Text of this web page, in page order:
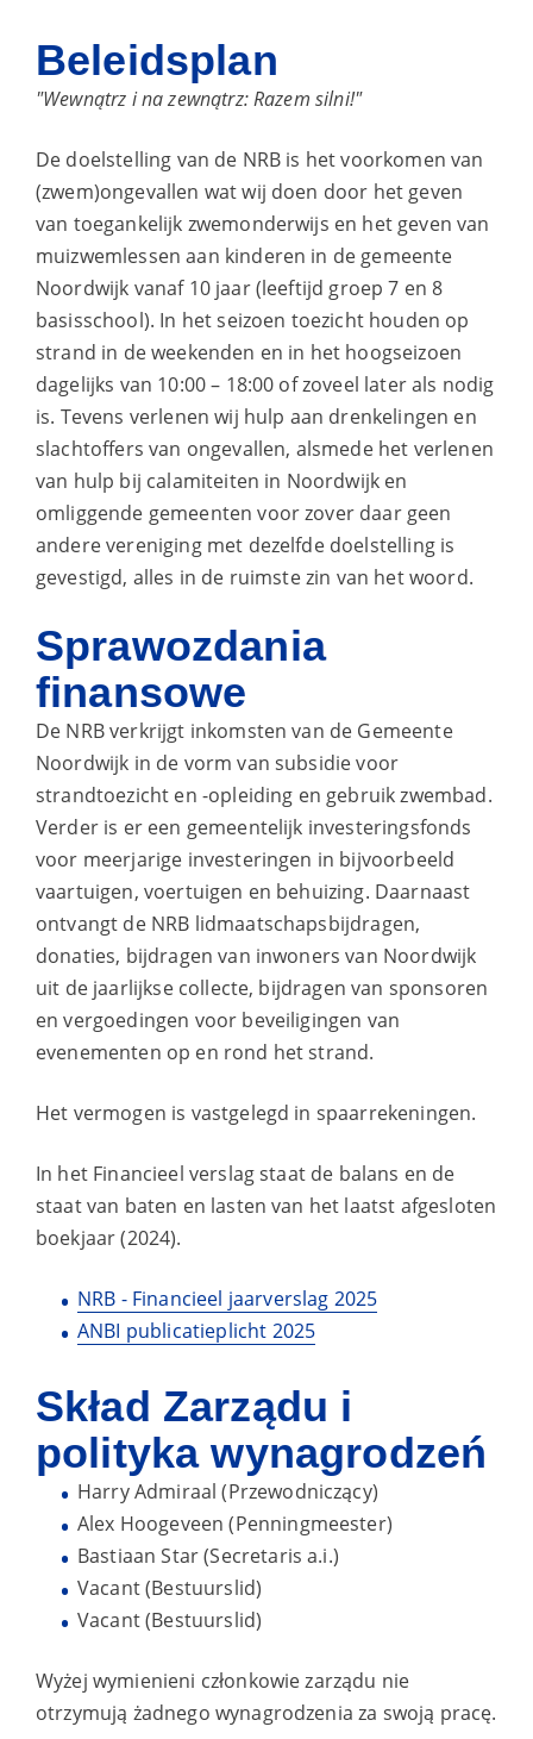
Beleidsplan
"Wewnątrz i na zewnątrz: Razem silni!"
De doelstelling van de NRB is het voorkomen van
(zwem)ongevallen wat wij doen door het geven
van toegankelijk zwemonderwijs en het geven van
muizwemlessen aan kinderen in de gemeente
Noordwijk vanaf 10 jaar (leeftijd groep 7 en 8
basisschool). In het seizoen toezicht houden op
strand in de weekenden en in het hoogseizoen
dagelijks van 10:00 – 18:00 of zoveel later als nodig
is. Tevens verlenen wij hulp aan drenkelingen en
slachtoffers van ongevallen, alsmede het verlenen
van hulp bij calamiteiten in Noordwijk en
omliggende gemeenten voor zover daar geen
andere vereniging met dezelfde doelstelling is
gevestigd, alles in de ruimste zin van het woord.
Sprawozdania
finansowe
De NRB verkrijgt inkomsten van de Gemeente
Noordwijk in de vorm van subsidie voor
strandtoezicht en -opleiding en gebruik zwembad.
Verder is er een gemeentelijk investeringsfonds
voor meerjarige investeringen in bijvoorbeeld
vaartuigen, voertuigen en behuizing. Daarnaast
ontvangt de NRB lidmaatschapsbijdragen,
donaties, bijdragen van inwoners van Noordwijk
uit de jaarlijkse collecte, bijdragen van sponsoren
en vergoedingen voor beveiligingen van
evenementen op en rond het strand.
Het vermogen is vastgelegd in spaarrekeningen.
In het Financieel verslag staat de balans en de
staat van baten en lasten van het laatst afgesloten
boekjaar (2024).
NRB - Financieel jaarverslag 2025
ANBI publicatieplicht 2025
Skład Zarządu i
polityka wynagrodzeń
Harry Admiraal (Przewodniczący)
Alex Hoogeveen (Penningmeester)
Bastiaan Star (Secretaris a.i.)
Vacant (Bestuurslid)
Vacant (Bestuurslid)
Wyżej wymienieni członkowie zarządu nie
otrzymują żadnego wynagrodzenia za swoją pracę.